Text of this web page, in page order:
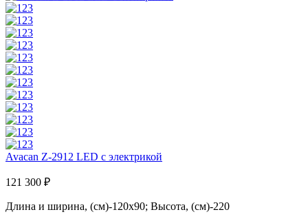
Avacan Z-2912 LED с электрикой
121 300 ₽
Длина и ширина, (см)-120x90; Высота, (см)-220